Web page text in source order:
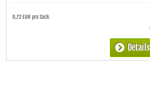
0,72 EUR pro Sack
Details